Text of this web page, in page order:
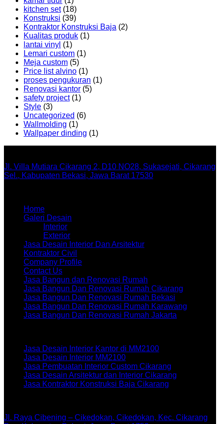
kitchen set(18)
Konstruksi (39)
Kontraktor Konstruksi Baja (2)
Kualitas produk (1)
lantai vinyl (1)
Lemari custom (1)
Meja custom (5)
Price list alvino (1)
proses pengukuran (1)
Renovasi kantor (5)
safety project(1)
Style (3)
Uncategorized (6)
Wallmolding (1)
Wallpaper dinding (1)
Jl. Villa Mutiara Cikarang 2, D10 NO28, Sukasejati, Cikarang
Sel., Kabupaten Bekasi, Jawa Barat 17530
Home
Galeri Desain
Interior
Exterior
Jasa Desain Interior Dan Arsitektur
Kontraktor Civil
Company Profile
Contact Us
Jasa Bangun dan Renovasi Rumah
Jasa Bangun Dan Renovasi Rumah Cikarang
Jasa Bangun Dan Renovasi Rumah Bekasi
Jasa Bangun Dan Renovasi Rumah Karawang
Jasa Bangun Dan Renovasi Rumah Jakarta
Jasa Desain Interior Kantor di MM2100
Jasa Desain Interior MM2100
Jasa Pembuatan Interior Custom Cikarang
Jasa Desain Arsitektur dan Interior Cikarang
Jasa Kontraktor Konstruksi Baja Cikarang
Jl. Raya Cibening – Cikedokan, Cikedokan, Kec. Cikarang